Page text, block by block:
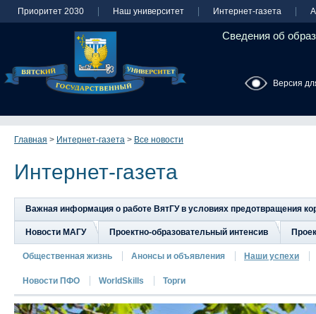
Приоритет 2030 Наш университет Интернет-газета
Сведения об
Версия
Главная > Интернет-газета > Все новости
Интернет-газета
Важная информация о работе ВятГУ в условиях предотвращения
Новости МАГУ Проектно-образовательный интенсив
Общественная жизнь Анонсы и объявления Наши успехи
Новости ПФО WorldSkills Торги